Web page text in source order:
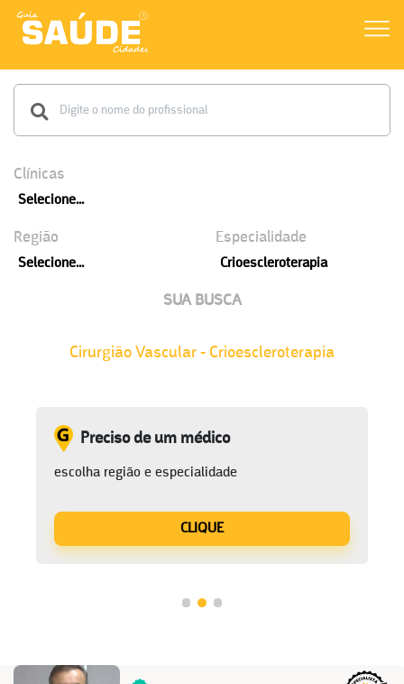
Clínicas
Selecione...
Região
Selecione...
Especialidade
Crioescleroterapia
SUA BUSCA
Cirurgião Vascular - Crioescleroterapia
Preciso de um médico
escolha região e especialidade
CLIQUE